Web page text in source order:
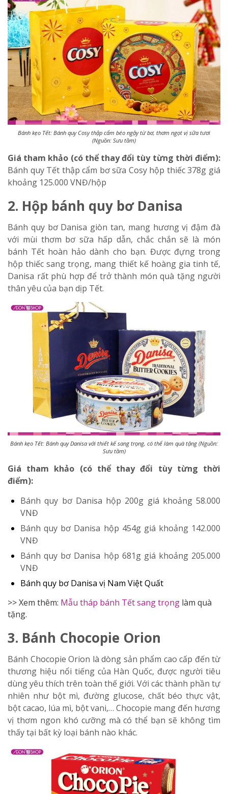
Bánh kẹo Tết: Bánh quy Cosy thập cẩm béo ngậy từ bơ, thơm ngọt vị sữa tươi
(Nguồn: Sưu tầm)
Giá tham khảo (có thể thay đổi tùy từng thời điểm):
Bánh quy Tết thập cẩm bơ sữa Cosy hộp thiếc 378g giá
khoảng 125.000 VNĐ/hộp
2. Hộp bánh quy bơ Danisa
Bánh quy bơ Danisa giòn tan, mang hương vị đậm đà
với mùi thơm bơ sữa hấp dẫn, chắc chắn sẽ là món
bánh Tết hoàn hảo dành cho bạn. Được đựng trong
hộp thiếc sang trọng, mang thiết kế hoàng gia tinh tế,
Danisa rất phù hợp để trở thành món quà tặng người
thân yêu của bạn dịp Tết.
Bánh kẹo Tết: Bánh quy Danisa với thiết kế sang trọng, có thể làm quà tặng (Nguồn:
Sưu tầm)
Giá tham khảo (có thể thay đổi tùy từng thời
điểm):
Bánh quy bơ Danisa hộp 200g giá khoảng 58.000
VNĐ
Bánh quy bơ Danisa hộp 454ggiá khoảng 142.000
VNĐ
Bánh quy bơ Danisa hộp 681ggiá khoảng 205.000
VNĐ
Bánh quy bơ Danisa vị Nam Việt Quất
>> Xem thêm: Mẫu tháp bánh Tết sang trọng làm quà
tặng.
3. Bánh Chocopie Orion
Bánh Chocopie Orion là dòng sản phẩm cao cấp đến từ
thương hiệu nổi tiếng của Hàn Quốc, được người tiêu
dùng yêu thích trên toàn thế giới. Với các thành phần tự
nhiên như bột mì, đường glucose, chất béo thực vật,
bột cacao, lúa mì, bột vani,… Chocopie mang đến hương
vị thơm ngon khó cưỡng mà có thể bạn sẽ không tìm
thấy tại bất kỳ loại bánh nào khác.